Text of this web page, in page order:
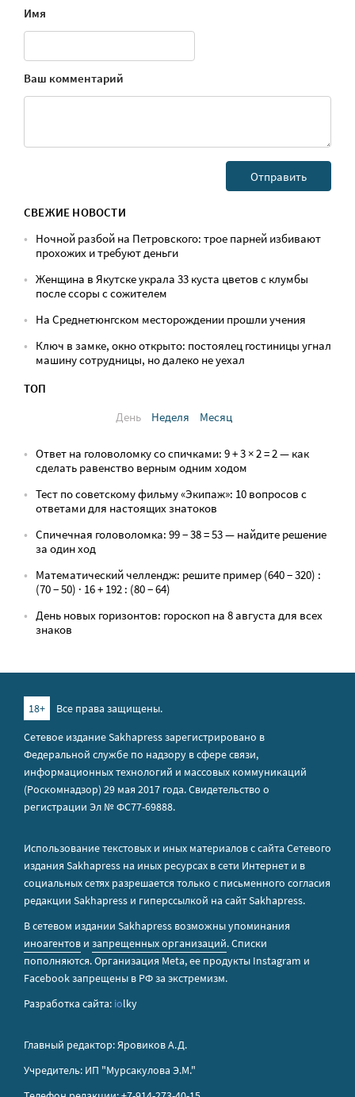
Имя
Ваш комментарий
СВЕЖИЕ НОВОСТИ
Ночной разбой на Петровского: трое парней избивают
прохожих и требуют деньги
Женщина в Якутске украла 33 куста цветов с клумбы
после ссоры с сожителем
На Среднетюнгском месторождении прошли учения
Ключ в замке, окно открыто: постоялец гостиницы угнал
машину сотрудницы, но далеко не уехал
ТОП
День
Неделя Месяц
Ответ на головоломку со спичками: 9 + 3 × 2 = 2 — как
сделать равенство верным одним ходом
Тест по советскому фильму «Экипаж»: 10 вопросов с
ответами для настоящих знатоков
Спичечная головоломка: 99 − 38 = 53 — найдите решение
за один ход
Математический челлендж: решите пример (640 − 320) :
(70 − 50) · 16 + 192 : (80 − 64)
День новых горизонтов: гороскоп на 8 августа для всех
знаков
18+
Все права защищены.
Сетевое издание Sakhapress зарегистрировано в
Федеральной службе по надзору в сфере связи,
информационных технологий и массовых коммуникаций
(Роскомнадзор) 29 мая 2017 года. Свидетельство о
регистрации Эл № ФС77-69888.
Использование текстовых и иных материалов с сайта Сетевого
издания Sakhapress на иных ресурсах в сети Интернет и в
социальных сетях разрешается только с письменного согласия
редакции Sakhapress и гиперссылкой на сайт Sakhapress.
В сетевом издании Sakhapress возможны упоминания
иноагентов и запрещенных организаций. Списки
пополняются. Организация Metа, ее продукты Instagram и
Facebook запрещены в РФ за экстремизм.
Разработка сайта: iolky
Главный редактор: Яровиков А.Д.
Учредитель: ИП "Мурсакулова Э.М."